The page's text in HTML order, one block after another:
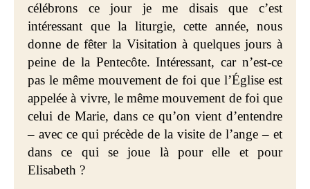
célébrons ce jour je me disais que c’est
intéressant que la liturgie, cette année, nous
donne de fêter la Visitation à quelques jours à
peine de la Pentecôte. Intéressant, car n’est-ce
pas le même mouvement de foi que l’Église est
appelée à vivre, le même mouvement de foi que
celui de Marie, dans ce qu’on vient d’entendre
– avec ce qui précède de la visite de l’ange – et
dans ce qui se joue là pour elle et pour
Elisabeth ?